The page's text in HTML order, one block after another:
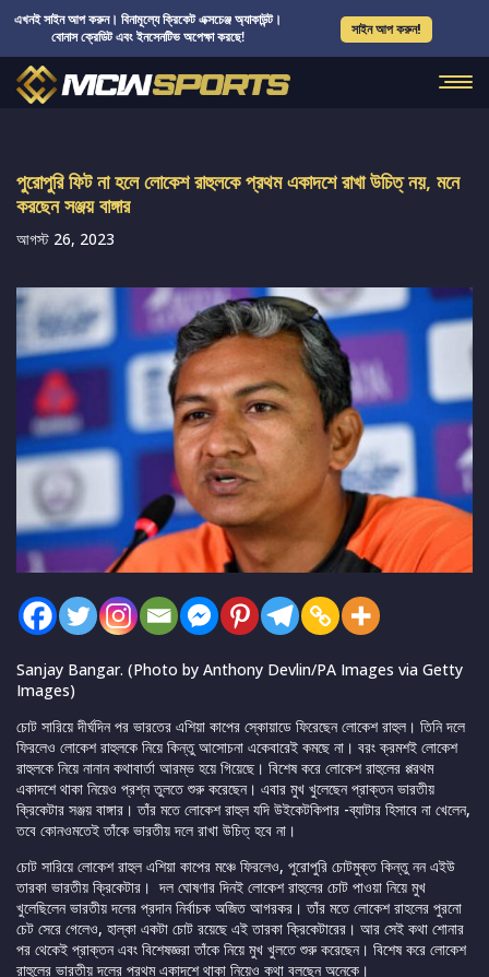
এখনই সাইন আপ করুন। বিনামূল্যে ক্রিকেট এক্সচেঞ্জ অ্যাকাউন্ট।
বোনাস ক্রেডিট এবং ইনসেনটিভ অপেক্ষা করছে!
সাইন আপ করুন!
পুরোপুরি ফিট না হলে লোকেশ রাহুলকে প্রথম একাদশে রাখা উচিত্ নয়, মনে
করছেন সঞ্জয় বাঙ্গার
আগস্ট 26, 2023
Sanjay Bangar. (Photo by Anthony Devlin/PA Images via Getty
Images)
চোট সারিয়ে দীর্ঘদিন পর ভারতের এশিয়া কাপের স্কোয়াডে ফিরেছেন লোকেশ রাহুল। তিনি দলে
ফিরলেও লোকেশ রাহুলকে নিয়ে কিন্তু আসোচনা একেবারেই কমছে না। বরং ক্রমশই লোকেশ
রাহুলকে নিয়ে নানান কথাবার্তা আরম্ভ হয়ে গিয়েছে। বিশেষ করে লোকেশ রাহুলের প্পরথম
একাদশে থাকা নিয়েও প্রশ্ন তুলতে শুরু করেছেন। এবার মুখ খুলেছেন প্রাক্তন ভারতীয়
ক্রিকেটার সঞ্জয় বাঙ্গার। তাঁর মতে লোকেশ রাহুল যদি উইকেটকিপার -ব্যাটার হিসাবে না খেলেন,
তবে কোনওমতেই তাঁকে ভারতীয় দলে রাখা উচিত্ হবে না।
চোট সারিয়ে লোকেশ রাহুল এশিয়া কাপের মঞ্চে ফিরলেও, পুরোপুরি চোটমুক্ত কিন্তু নন এইউ
তারকা ভারতীয় ক্রিকেটার। দল ঘোষণার দিনই লোকেশ রাহুলের চোট পাওয়া নিয়ে মুখ
খুলেছিলেন ভারতীয় দলের প্রদান নির্বাচক অজিত আগরকর। তাঁর মতে লোকেশ রাহলের পুরনো
চেট সেরে গেলেও, হাল্কা একটা চোট রয়েছে এই তারকা ক্রিকেটারের। আর সেই কথা শোনার
পর থেকেই প্রাক্তন এবং বিশেষজ্ঞরা তাঁকে নিয়ে মুখ খুলতে শুরু করেছেন। বিশেষ করে লোকেশ
রাহুলের ভারতীয় দলের প্রথম একাদশে থাকা নিয়েও কথা বলছেন অনেকে।